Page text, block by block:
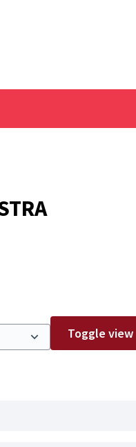
Toggle view